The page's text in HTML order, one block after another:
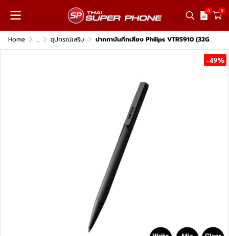
0 0
Home ... อุปกรณ์เสริม ปากกาบันทึกเสียง Philips VTR5910 (32GB)
-49%